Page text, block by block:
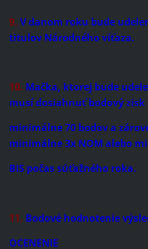
9. V danom roku bude
titulov Národného víťaza.
10. Mačka, ktorej bude
musí dosiahnuť bodový zisk
minimálne 70 bodov a
minimálne 3x NOM alebo
BIS počas súťažného roka.
11. Bodové hodnotenie
OCENENIE